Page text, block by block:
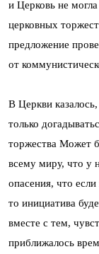
и Церковь не
церковных
предложение
от
В Церкви
только
торжества Может
всему миру, что у
опасения, что
то инициатива
вместе с тем,
приближалось